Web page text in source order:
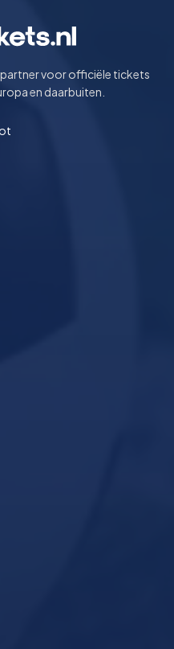
voor officiële tickets
en daarbuiten.